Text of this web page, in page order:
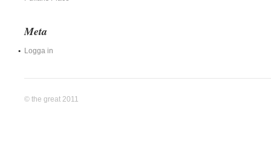
Meta
Logga in
© the great 2011